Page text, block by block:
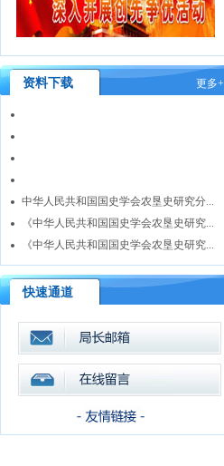
资料下载 更多+
中华人民共和国国史学会农垦史研究分...
《中华人民共和国国史学会农垦史研究...
《中华人民共和国国史学会农垦史研究...
快速通道